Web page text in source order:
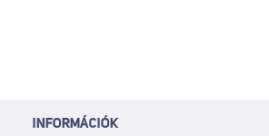
INFORMÁCIÓK